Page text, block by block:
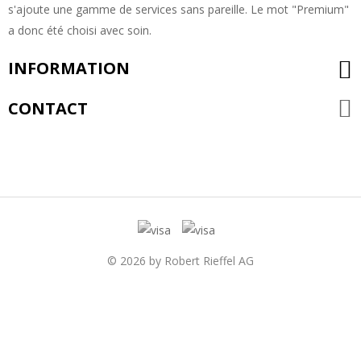
s'ajoute une gamme de services sans pareille. Le mot "Premium"
a donc été choisi avec soin.
INFORMATION
CONTACT
© 2026 by Robert Rieffel AG